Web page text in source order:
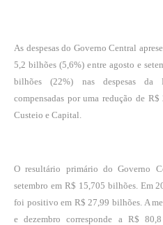
As despesas do Governo Central
5,2 bilhões (5,6%) entre agosto e
bilhões (22%) nas despesas da
compensadas por uma redução de
Custeio e Capital.
O resultário primário do Governo
setembro em R$ 15,705 bilhões. Em
foi positivo em R$ 27,99 bilhões. A
e dezembro corresponde a R$